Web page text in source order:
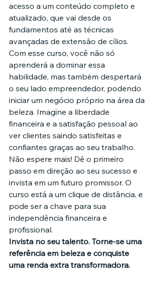
acesso a um conteúdo completo e
atualizado, que vai desde os
fundamentos até as técnicas
avançadas de extensão de cílios.
Com esse curso, você não só
aprenderá a dominar essa
habilidade, mas também despertará
o seu lado empreendedor, podendo
iniciar um negócio próprio na área da
beleza. Imagine a liberdade
financeira e a satisfação pessoal ao
ver clientes saindo satisfeitas e
confiantes graças ao seu trabalho.
Não espere mais! Dê o primeiro
passo em direção ao seu sucesso e
invista em um futuro promissor. O
curso está a um clique de distância, e
pode ser a chave para sua
independência financeira e
profissional.
Invista no seu talento. Torne-se uma
referência em beleza e conquiste
uma renda extra transformadora.